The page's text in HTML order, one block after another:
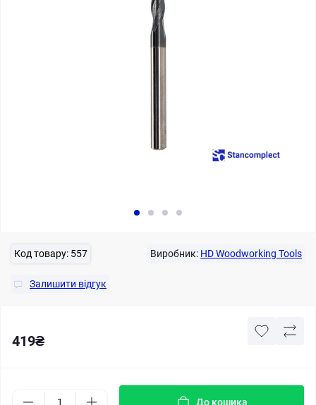
Код товару: 557 Виробник: HD Woodworking Tools
Залишити відгук
419₴
До кошика